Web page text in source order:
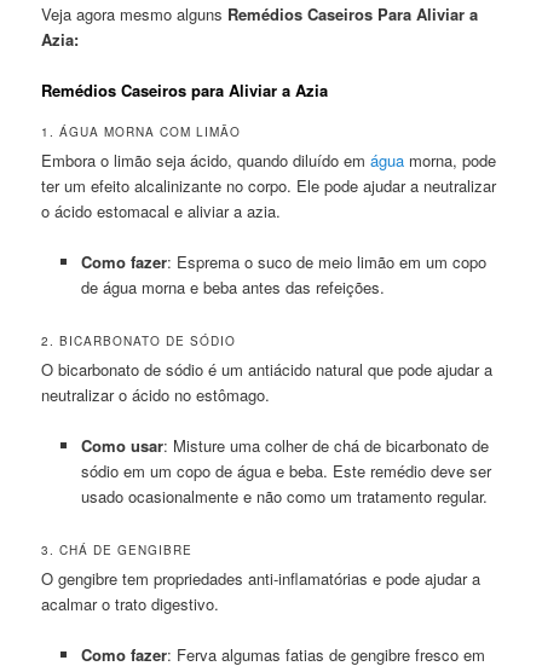
Veja agora mesmo alguns Remédios Caseiros Para Aliviar a
Azia:
Remédios Caseiros para Aliviar a Azia
1. ÁGUA MORNA COM LIMÃO
Embora o limão seja ácido, quando diluído emágua morna, pode
ter um efeito alcalinizante no corpo. Ele pode ajudar a neutralizar
o ácido estomacal e aliviar a azia.
Como fazer: Esprema o suco de meio limão em um copo
de água morna e beba antes das refeições.
2. BICARBONATO DE SÓDIO
O bicarbonato de sódio é um antiácido natural que pode ajudar a
neutralizar o ácido no estômago.
Como usar: Misture uma colher de chá de bicarbonato de
sódio em um copo de água e beba. Este remédio deve ser
usado ocasionalmente e não como um tratamento regular.
3. CHÁ DE GENGIBRE
O gengibre tem propriedades anti-inflamatórias e pode ajudar a
acalmar o trato digestivo.
Como fazer: Ferva algumas fatias de gengibre fresco em